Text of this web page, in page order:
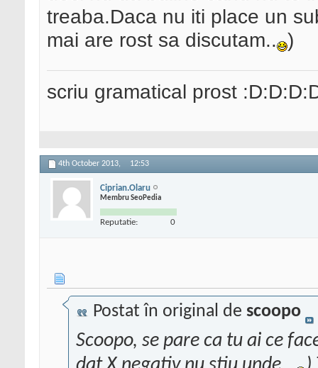
treaba.Daca nu iti place un
mai are rost sa discutam.. )
scriu gramatical prost
4th October 2013, 12:53
Ciprian.Olaru
Membru SeoPedia
Reputatie: 0
Postat în original de scoopo
Scoopo, se pare ca tu ai ce